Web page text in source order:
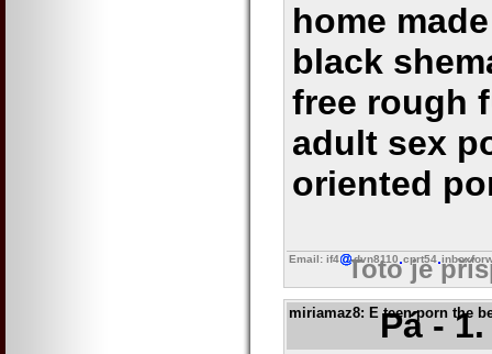
home
black
free rough
adult sex
oriented
Email: if4 dvn8110 cprt54
Toto je
miriamaz8: E teen porn the
Pá -